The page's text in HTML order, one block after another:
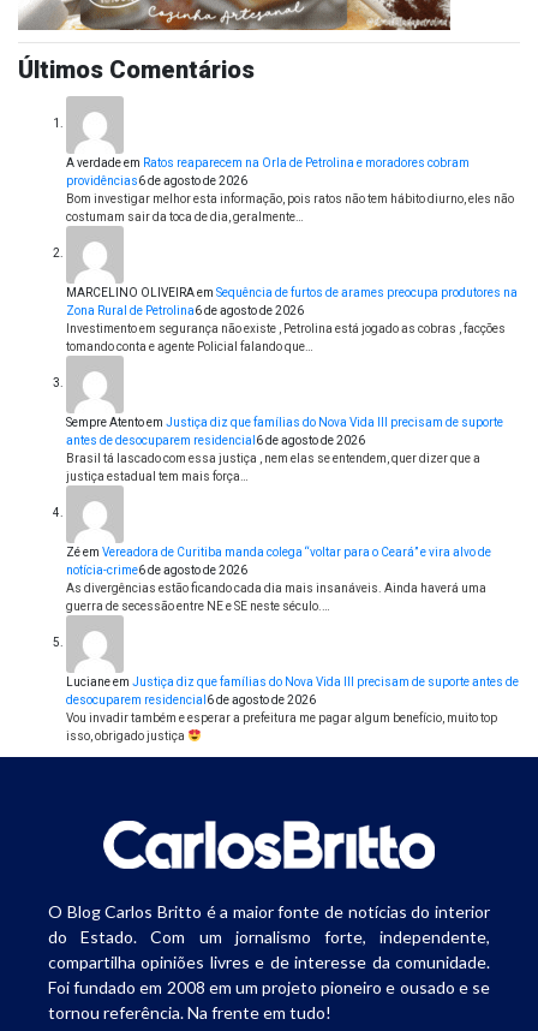
Últimos Comentários
A verdadeem Ratos reaparecem na Orla de Petrolina e moradores cobram
providências6 de agosto de 2026
Bom investigar melhor esta informação, pois ratos não tem hábito diurno, eles não
costumam sair da toca de dia, geralmente…
MARCELINO OLIVEIRAem Sequência de furtos de arames preocupa produtores na
Zona Rural de Petrolina6 de agosto de 2026
Investimento em segurança não existe , Petrolina está jogado as cobras , facções
tomando conta e agente Policial falando que…
Sempre Atentoem Justiça diz que famílias do Nova Vida III precisam de suporte
antes de desocuparem residencial 6 de agosto de 2026
Brasil tá lascado com essa justiça , nem elas se entendem, quer dizer que a
justiça estadual tem mais força…
Zéem Vereadora de Curitiba manda colega “voltar para o Ceará” e vira alvo de
notícia-crime6 de agosto de 2026
As divergências estão ficando cada dia mais insanáveis. Ainda haverá uma
guerra de secessão entre NE e SE neste século.…
Lucianeem Justiça diz que famílias do Nova Vida III precisam de suporte antes de
desocuparem residencial 6 de agosto de 2026
Vou invadir também e esperar a prefeitura me pagar algum benefício, muito top
isso, obrigado justiça
O Blog Carlos Britto é a maior fonte de notícias do interior
do Estado. Com um jornalismo forte, independente,
compartilha opiniões livres e de interesse da comunidade.
Foi fundado em 2008 em um projeto pioneiro e ousado e se
tornou referência. Na frente em tudo!